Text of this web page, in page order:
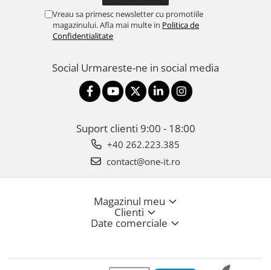
Vreau sa primesc newsletter cu promotiile
magazinului. Afla mai multe in Politica de
Confidentialitate
Social Urmareste-ne in social media
Suport clienti 9:00 - 18:00
+40 262.223.385
contact@one-it.ro
Magazinul meu
Clienti
Date comerciale